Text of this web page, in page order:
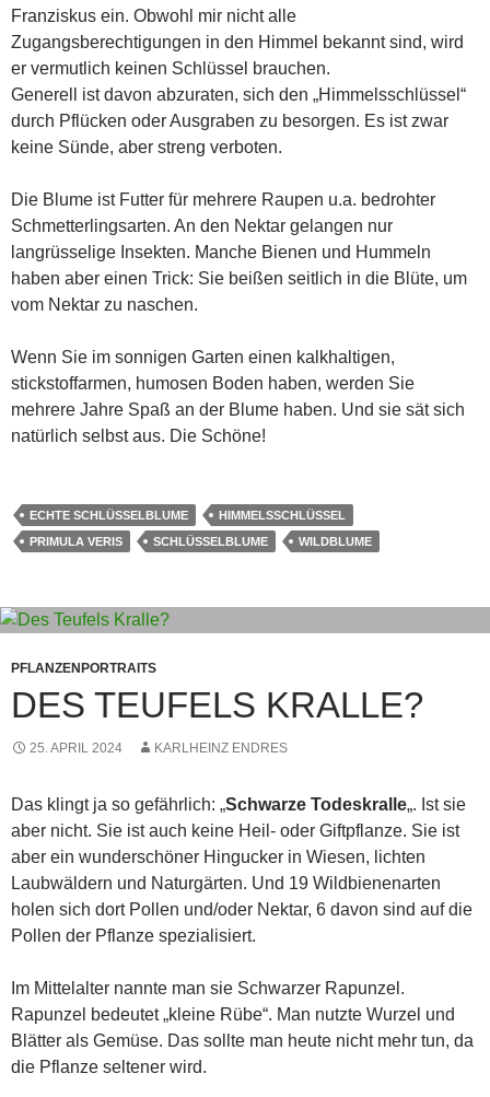
Franziskus ein. Obwohl mir nicht alle
Zugangsberechtigungen in den Himmel bekannt sind, wird
er vermutlich keinen Schlüssel brauchen.
Generell ist davon abzuraten, sich den „Himmelsschlüssel“
durch Pflücken oder Ausgraben zu besorgen. Es ist zwar
keine Sünde, aber streng verboten.
Die Blume ist Futter für mehrere Raupen u.a. bedrohter
Schmetterlingsarten. An den Nektar gelangen nur
langrüsselige Insekten. Manche Bienen und Hummeln
haben aber einen Trick: Sie beißen seitlich in die Blüte, um
vom Nektar zu naschen.
Wenn Sie im sonnigen Garten einen kalkhaltigen,
stickstoffarmen, humosen Boden haben, werden Sie
mehrere Jahre Spaß an der Blume haben. Und sie sät sich
natürlich selbst aus. Die Schöne!
ECHTE SCHLÜSSELBLUME
HIMMELSSCHLÜSSEL
PRIMULA VERIS
SCHLÜSSELBLUME WILDBLUME
PFLANZENPORTRAITS
DES TEUFELS KRALLE?
25. APRIL 2024 KARLHEINZ ENDRES
Das klingt ja so gefährlich: „Schwarze Todeskralle„. Ist sie
aber nicht. Sie ist auch keine Heil- oder Giftpflanze. Sie ist
aber ein wunderschöner Hingucker in Wiesen, lichten
Laubwäldern und Naturgärten. Und 19 Wildbienenarten
holen sich dort Pollen und/oder Nektar, 6 davon sind auf die
Pollen der Pflanze spezialisiert.
Im Mittelalter nannte man sie Schwarzer Rapunzel.
Rapunzel bedeutet „kleine Rübe“. Man nutzte Wurzel und
Blätter als Gemüse. Das sollte man heute nicht mehr tun, da
die Pflanze seltener wird.